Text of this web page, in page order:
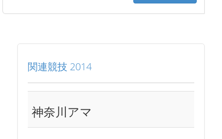
関連競技 2014
神奈川アマ